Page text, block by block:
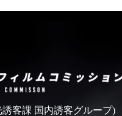
客課 国内誘客グループ)